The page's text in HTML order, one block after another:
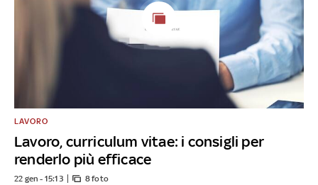
Lavoro, curriculum vitae: i consigli per
renderlo più efficace
LAVORO
22 gen - 15:13 8 foto